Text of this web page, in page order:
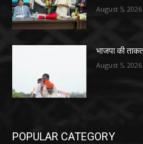
August 5, 2026
भाजपा की ताकत
August 5, 2026
POPULAR CATEGORY